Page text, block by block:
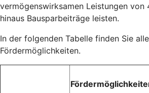
vermögenswirksamen Leistungen von
hinaus Bausparbeiträge leisten.
In der folgenden Tabelle finden Sie
Fördermöglichkeiten.